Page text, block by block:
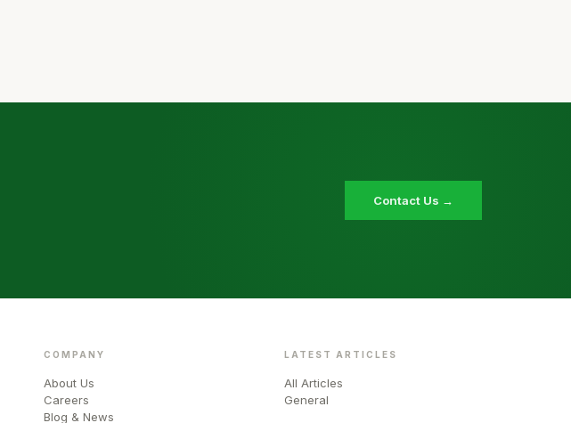
Contact Us →
COMPANY
About Us
Careers
Blog & News
LATEST ARTICLES
All Articles
General